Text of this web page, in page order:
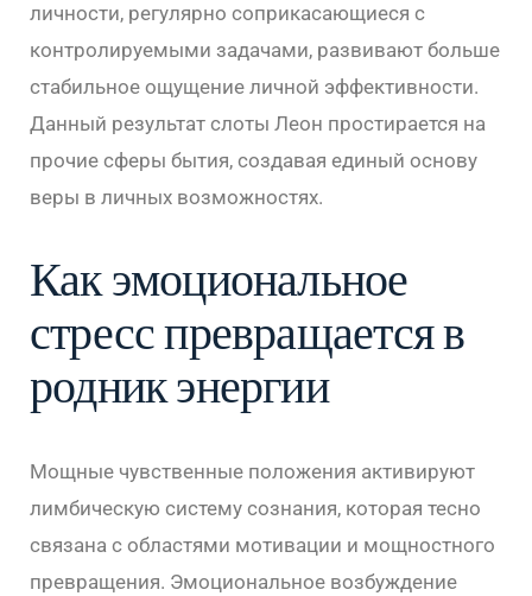
личности, регулярно соприкасающиеся с
контролируемыми задачами, развивают больше
стабильное ощущение личной эффективности.
Данный результат слоты Леон простирается на
прочие сферы бытия, создавая единый основу
веры в личных возможностях.
Как эмоциональное
стресс превращается в
родник энергии
Мощные чувственные положения активируют
лимбическую систему сознания, которая тесно
связана с областями мотивации и мощностного
превращения. Эмоциональное возбуждение